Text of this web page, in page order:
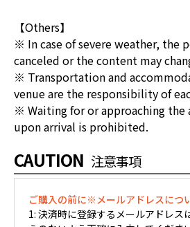
【Others】
※ In case of severe weather, the
canceled or the content may
※ Transportation and
venue are the responsibility of
※ Waiting for or approaching
upon arrival is prohibited.
CAUTION 注意事項
ご購入の前に※メールアドレスにつ
1: 決済時に登録するメールアドレス